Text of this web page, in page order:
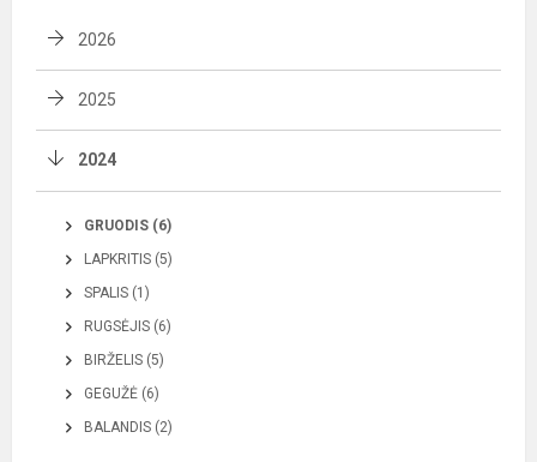
2026
2025
2024
GRUODIS (6)
LAPKRITIS (5)
SPALIS (1)
RUGSĖJIS (6)
BIRŽELIS (5)
GEGUŽĖ (6)
BALANDIS (2)